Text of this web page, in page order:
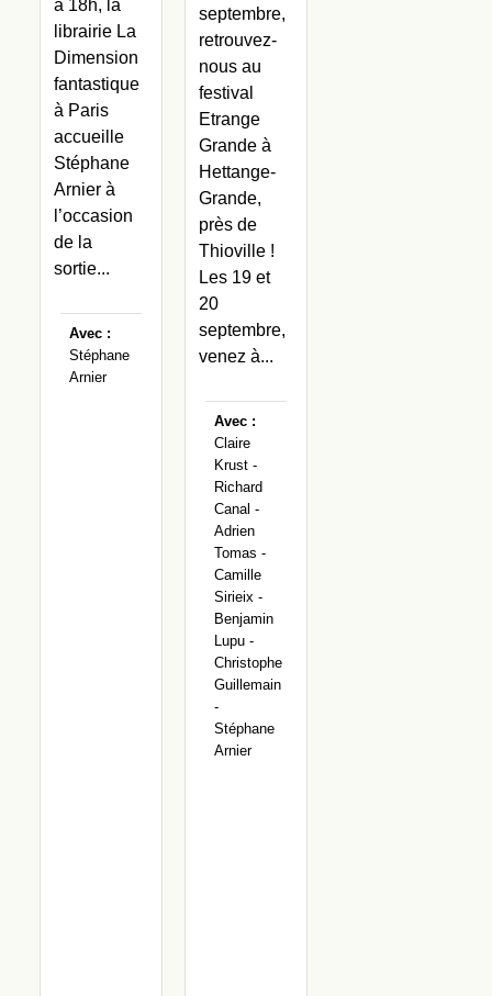
à 18h, la
librairie La
Dimension
fantastique
à Paris
accueille
Stéphane
Arnier à
l’occasion
de la
sortie...
Avec :
Stéphane
Arnier
septembre,
retrouvez-
nous au
festival
Etrange
Grande à
Hettange-
Grande,
près de
Thioville !
Les 19 et
20
septembre,
venez à...
Avec :
Claire
Krust -
Richard
Canal -
Adrien
Tomas -
Camille
Sirieix -
Benjamin
Lupu -
Christophe
Guillemain
-
Stéphane
Arnier